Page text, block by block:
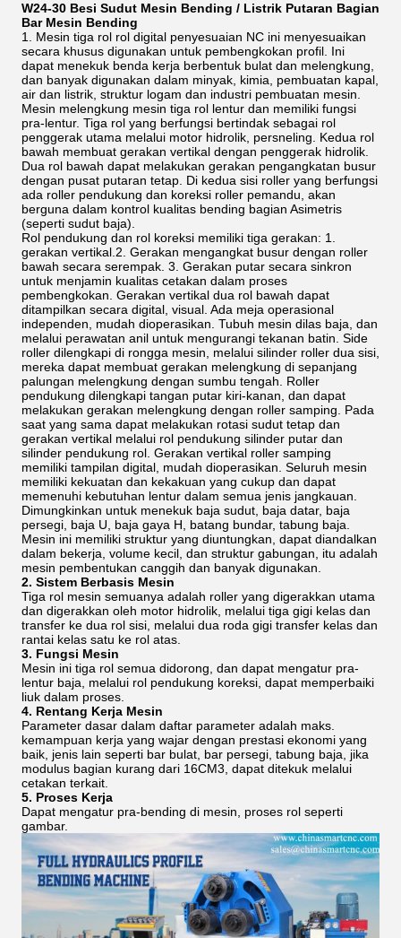
W24-30 Besi Sudut Mesin Bending / Listrik Putaran Bagian
Bar Mesin Bending
1. Mesin tiga rol rol digital penyesuaian NC ini menyesuaikan
secara khusus digunakan untuk pembengkokan profil. Ini
dapat menekuk benda kerja berbentuk bulat dan melengkung,
dan banyak digunakan dalam minyak, kimia, pembuatan kapal,
air dan listrik, struktur logam dan industri pembuatan mesin.
Mesin melengkung mesin tiga rol lentur dan memiliki fungsi
pra-lentur. Tiga rol yang berfungsi bertindak sebagai rol
penggerak utama melalui motor hidrolik, persneling. Kedua rol
bawah membuat gerakan vertikal dengan penggerak hidrolik.
Dua rol bawah dapat melakukan gerakan pengangkatan busur
dengan pusat putaran tetap. Di kedua sisi roller yang berfungsi
ada roller pendukung dan koreksi roller pemandu, akan
berguna dalam kontrol kualitas bending bagian Asimetris
(seperti sudut baja).
Rol pendukung dan rol koreksi memiliki tiga gerakan: 1.
gerakan vertikal.2. Gerakan mengangkat busur dengan roller
bawah secara serempak. 3. Gerakan putar secara sinkron
untuk menjamin kualitas cetakan dalam proses
pembengkokan. Gerakan vertikal dua rol bawah dapat
ditampilkan secara digital, visual. Ada meja operasional
independen, mudah dioperasikan. Tubuh mesin dilas baja, dan
melalui perawatan anil untuk mengurangi tekanan batin. Side
roller dilengkapi di rongga mesin, melalui silinder roller dua sisi,
mereka dapat membuat gerakan melengkung di sepanjang
palungan melengkung dengan sumbu tengah. Roller
pendukung dilengkapi tangan putar kiri-kanan, dan dapat
melakukan gerakan melengkung dengan roller samping. Pada
saat yang sama dapat melakukan rotasi sudut tetap dan
gerakan vertikal melalui rol pendukung silinder putar dan
silinder pendukung rol. Gerakan vertikal roller samping
memiliki tampilan digital, mudah dioperasikan. Seluruh mesin
memiliki kekuatan dan kekakuan yang cukup dan dapat
memenuhi kebutuhan lentur dalam semua jenis jangkauan.
Dimungkinkan untuk menekuk baja sudut, baja datar, baja
persegi, baja U, baja gaya H, batang bundar, tabung baja.
Mesin ini memiliki struktur yang diuntungkan, dapat diandalkan
dalam bekerja, volume kecil, dan struktur gabungan, itu adalah
mesin pembentukan canggih dan banyak digunakan.
2. Sistem Berbasis Mesin
Tiga rol mesin semuanya adalah roller yang digerakkan utama
dan digerakkan oleh motor hidrolik, melalui tiga gigi kelas dan
transfer ke dua rol sisi, melalui dua roda gigi transfer kelas dan
rantai kelas satu ke rol atas.
3. Fungsi Mesin
Mesin ini tiga rol semua didorong, dan dapat mengatur pra-
lentur baja, melalui rol pendukung koreksi, dapat memperbaiki
liuk dalam proses.
4. Rentang Kerja Mesin
Parameter dasar dalam daftar parameter adalah maks.
kemampuan kerja yang wajar dengan prestasi ekonomi yang
baik, jenis lain seperti bar bulat, bar persegi, tabung baja, jika
modulus bagian kurang dari 16CM3, dapat ditekuk melalui
cetakan terkait.
5. Proses Kerja
Dapat mengatur pra-bending di mesin, proses rol seperti
gambar.